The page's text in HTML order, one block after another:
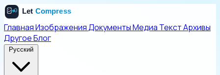
ГлавнаяИзображенияДокументыМедиа ТекстАрхивы
ДругоеБлог
Русский